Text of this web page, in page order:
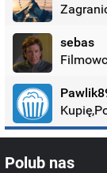
sebas
Polub nas